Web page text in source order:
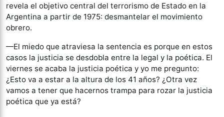
revela el objetivo central del terrorismo de Estado en la
Argentina a partir de 1975: desmantelar el movimiento
obrero.
—El miedo que atraviesa la sentencia es porque en estos
casos la justicia se desdobla entre la legal y la poética. El
viernes se acaba la justicia poética y yo me pregunto:
¿Esto va a estar a la altura de los 41 años? ¿Otra vez
vamos a tener que hacernos trampa para rozar la justicia
poética que ya está?